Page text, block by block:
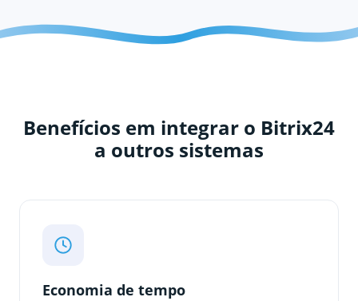
Benefícios em integrar o Bitrix24
a outros sistemas
Economia de tempo